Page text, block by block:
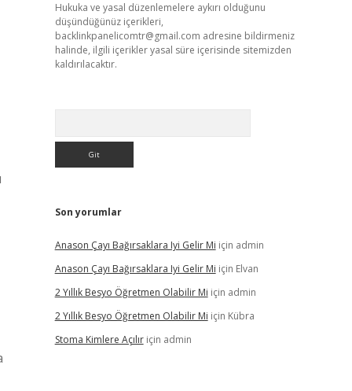
Hukuka ve yasal düzenlemelere aykırı olduğunu
düşündüğünüz içerikleri,
backlinkpanelicomtr@gmail.com adresine bildirmeniz
halinde, ilgili içerikler yasal süre içerisinde sitemizden
kaldırılacaktır.
Son yorumlar
Anason Çayı Bağırsaklara Iyi Gelir Mi için admin
Anason Çayı Bağırsaklara Iyi Gelir Mi için Elvan
2 Yıllık Besyo Öğretmen Olabilir Mi için admin
2 Yıllık Besyo Öğretmen Olabilir Mi için Kübra
Stoma Kimlere Açılıriçin admin